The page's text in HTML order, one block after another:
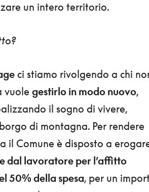
un intero territorio.
ci stiamo rivolgendo a chi
vuole gestirlo in modo nuovo,
il sogno di vivere,
di montagna. Per rendere
il Comune è disposto a
dal lavoratore per l’affitto
50% della spesa, per un